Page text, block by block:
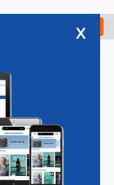
Check in
Vacatures
x